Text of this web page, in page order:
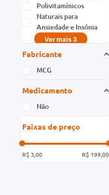
Polivitamínicos
Naturais para
Ansiedade e Insônia
Ver mais 3
Fabricante
MCG
Medicamento
Não
Faixas de preço
R$ 3,00 R$ 199,00